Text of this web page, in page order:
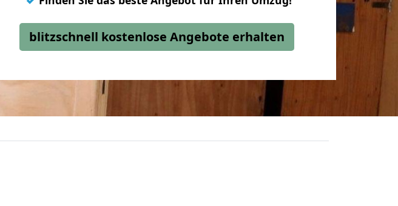
blitzschnell kostenlose Angebote erhalten